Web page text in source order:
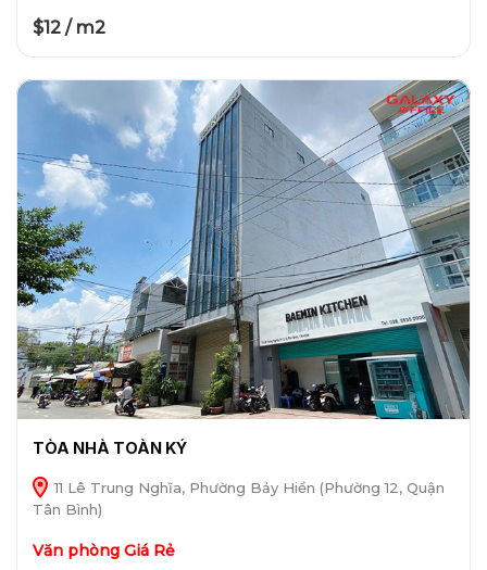
$12 / m2
TÒA NHÀ TOÀN KÝ
11 Lê Trung Nghĩa, Phường Bảy Hiền (Phường 12, Quận
Tân Bình)
Văn phòng Giá Rẻ